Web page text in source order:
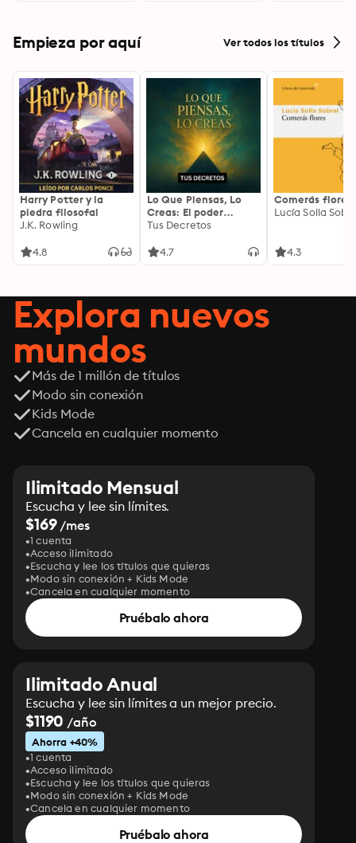
Empieza por aquí Ver todos los títulos
Harry Potter y la
piedra filosofal
J.K. Rowling
4.8
Lo Que Piensas, Lo
Creas: El poder
invisible de tus
tu energía para
Tus Decretos
4.7
Comerás flores
Lucía Solla
4.3
Explora nuevos
mundos
Más de 1 millón de títulos
Modo sin conexión
Kids Mode
Cancela en cualquier momento
Ilimitado Mensual
Escucha y lee sin límites.
$169/mes
1 cuenta
Acceso ilimitado
Escucha y lee los títulos que quieras
Modo sin conexión + Kids Mode
Cancela en cualquier momento
Pruébalo ahora
Ilimitado Anual
Escucha y lee sin límites a un mejor precio.
$1190 /año
Ahorra +40%
1 cuenta
Acceso ilimitado
Escucha y lee los títulos que quieras
Modo sin conexión + Kids Mode
Cancela en cualquier momento
Pruébalo ahora